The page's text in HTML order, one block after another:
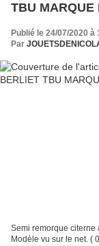
TBU MARQUE
Publié le 24/07/2020 à
Par
Semi remorque citerne
Modèle vu sur le net. (